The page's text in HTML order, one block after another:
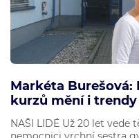
Markéta
kurzů mění i
NAŠI LIDÉ Už 20 let vede